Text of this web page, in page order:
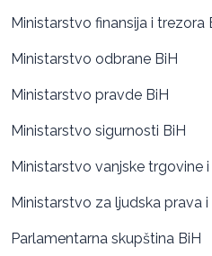
Ministarstvo finansija i trezora
Ministarstvo odbrane BiH
Ministarstvo pravde BiH
Ministarstvo sigurnosti BiH
Ministarstvo vanjske trgovine
Ministarstvo za ljudska prava
Parlamentarna skupština BiH